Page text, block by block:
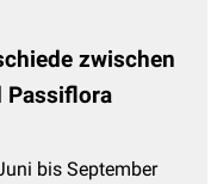
zwischen
Passiflora
bis September